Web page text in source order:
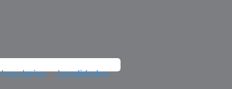
Locutorios Localidades